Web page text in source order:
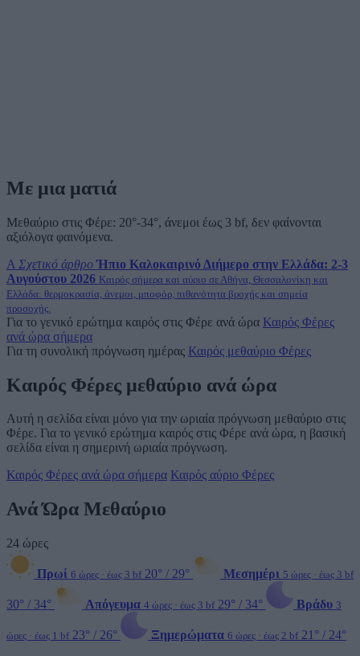
Με μια ματιά
Μεθαύριο στις Φέρε: 20°-34°, άνεμοι έως 3 bf, δεν φαίνονται
αξιόλογα φαινόμενα.
A Σχετικό άρθρο Ήπιο Καλοκαιρινό Διήμερο στην Ελλάδα: 2-3
Αυγούστου 2026 Καιρός σήμερα και αύριο σε Αθήνα, Θεσσαλονίκη και
Ελλάδα: θερμοκρασία, άνεμοι, μποφόρ, πιθανότητα βροχής και σημεία
προσοχής.
Για το γενικό ερώτημα καιρός στις Φέρε ανά ώρα Καιρός Φέρες
ανά ώρα σήμερα
Για τη συνολική πρόγνωση ημέρας Καιρός μεθαύριο Φέρες
Καιρός Φέρες μεθαύριο ανά ώρα
Αυτή η σελίδα είναι μόνο για την ωριαία πρόγνωση μεθαύριο στις
Φέρε. Για το γενικό ερώτημα καιρός στις Φέρε ανά ώρα, η βασική
σελίδα είναι η σημερινή ωριαία πρόγνωση.
Καιρός Φέρες ανά ώρα σήμερα Καιρός αύριο Φέρες
Ανά Ώρα Μεθαύριο
24 ώρες
Πρωί 6 ώρες · έως 3 bf 20° / 29° Μεσημέρι 5 ώρες · έως 3 bf
30° / 34° Απόγευμα 4 ώρες · έως 3 bf 29° / 34° Βράδυ 3
ώρες · έως 1 bf 23° / 26° Ξημερώματα 6 ώρες · έως 2 bf 21° / 24°